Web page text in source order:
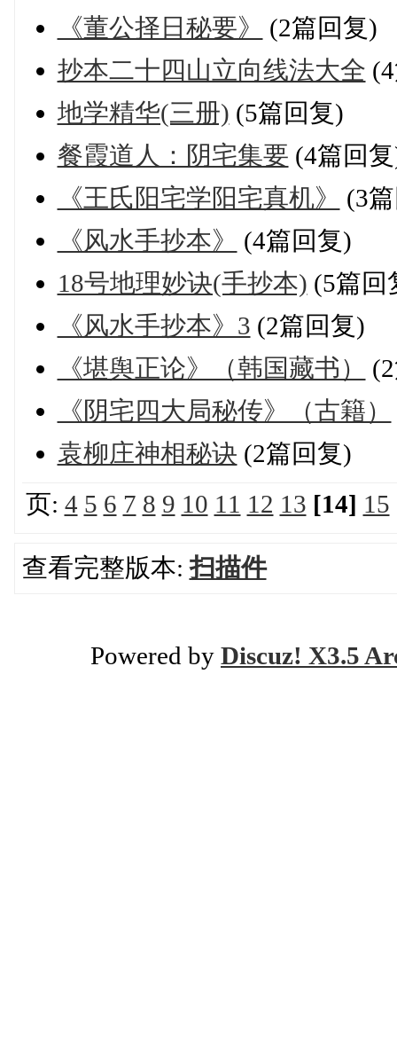
《董公择日秘要》
(2篇回复)
抄本二十四山立向线法大全
地学精华(三册) (5篇回复)
餐霞道人：阴宅集要 (4篇回
《王氏阳宅学阳宅真机》
(3
《风水手抄本》
(4篇回复)
18号地理妙诀(手抄本) (5篇回
《风水手抄本》3 (2篇回复)
《堪舆正论》（韩国藏书）
《阴宅四大局秘传》（古籍）
袁柳庄神相秘诀 (2篇回复)
页: 4 5 6 7 8 9 10 11 12 13 [14] 15
查看完整版本:扫描件
Powered by Discuz! X3.5